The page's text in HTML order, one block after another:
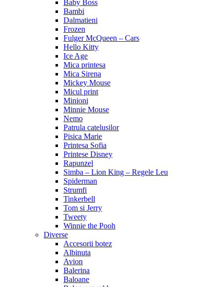
Baby Boss
Bambi
Dalmatieni
Frozen
Fulger McQueen – Cars
Hello Kitty
Ice Age
Mica printesa
Mica Sirena
Mickey Mouse
Micul print
Minioni
Minnie Mouse
Nemo
Patrula catelusilor
Pisica Marie
Printesa Sofia
Printese Disney
Rapunzel
Simba – Lion King – Regele Leu
Spiderman
Strumfi
Tinkerbell
Tom si Jerry
Tweety
Winnie the Pooh
Diverse
Accesorii botez
Albinuta
Avion
Balerina
Baloane